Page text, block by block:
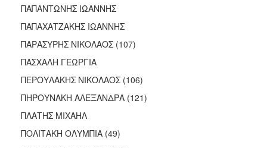
ΠΑΠΑΝΤΩΝΗΣ ΙΩΑΝΝΗΣ
ΠΑΠΑΧΑΤΖΑΚΗΣ ΙΩΑΝΝΗΣ
ΠΑΡΑΣΥΡΗΣ ΝΙΚΟΛΑΟΣ (107)
ΠΑΣΧΑΛΗ ΓΕΩΡΓΙΑ
ΠΕΡΟΥΛΑΚΗΣ ΝΙΚΟΛΑΟΣ (106)
ΠΗΡΟΥΝΑΚΗ ΑΛΕΞΑΝΔΡΑ (121)
ΠΛΑΤΗΣ ΜΙΧΑΗΛ
ΠΟΛΙΤΑΚΗ ΟΛΥΜΠΙΑ (49)